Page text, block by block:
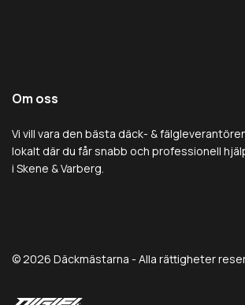
Om oss
Vi vill vara den bästa däck- &
lokalt där du får snabb och professionell
i Skene & Varberg.
© 2026 Däckmästarna - Alla rättigheter